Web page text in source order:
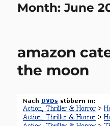
Month:June
amazon
the moon